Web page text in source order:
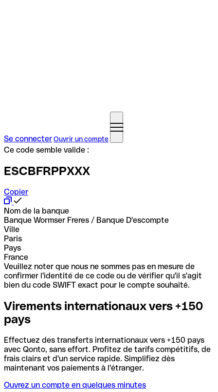
Se connecterOuvrir un compte
Ce code semble valide :
ESCBFRPPXXX
Copier
Nom de la banque
Banque Wormser Freres / Banque D'escompte
Ville
Paris
Pays
France
Veuillez noter que nous ne sommes pas en mesure de
confirmer l'identité de ce code ou de vérifier qu'il s'agit
bien du code SWIFT exact pour le compte souhaité.
Virements internationaux vers +150
pays
Effectuez des transferts internationaux vers +150 pays
avec Qonto, sans effort. Profitez de tarifs compétitifs, de
frais clairs et d'un service rapide. Simplifiez dès
maintenant vos paiements à l'étranger.
Ouvrez un compte en quelques minutes